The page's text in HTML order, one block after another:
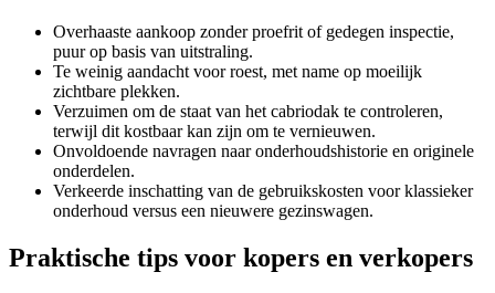
Overhaaste aankoop zonder proefrit of gedegen inspectie,
puur op basis van uitstraling.
Te weinig aandacht voor roest, met name op moeilijk
zichtbare plekken.
Verzuimen om de staat van het cabriodak te controleren,
terwijl dit kostbaar kan zijn om te vernieuwen.
Onvoldoende navragen naar onderhoudshistorie en originele
onderdelen.
Verkeerde inschatting van de gebruikskosten voor klassieker
onderhoud versus een nieuwere gezinswagen.
Praktische tips voor kopers en verkopers